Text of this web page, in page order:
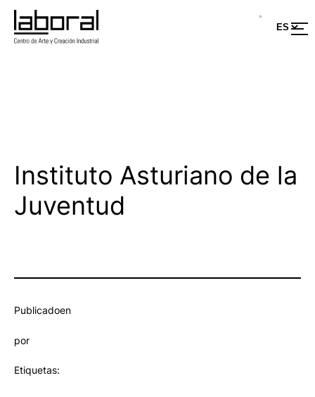
Saltar
contenido
Instituto Asturiano de la
Juventud
Publicadoen
por
Etiquetas: